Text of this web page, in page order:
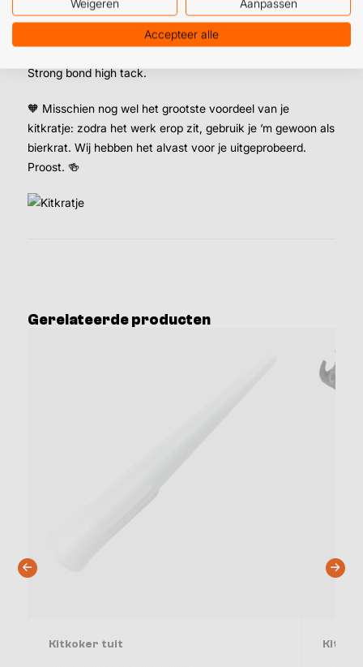
Gebruik je vooral high tack? Combineer de kit dan slim
Strong bond high tack.
🧡 Misschien nog wel het grootste voordeel van je
kitkratje: zodra het werk erop zit, gebruik je ‘m gewoon als
bierkrat. Wij hebben het alvast voor je uitgeprobeerd.
Proost. 🍻
Gerelateerde producten
Kitkoker tuit
Weigeren Aanpassen
Accepteer alle